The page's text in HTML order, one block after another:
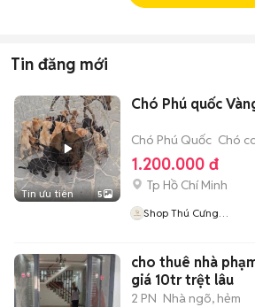
Tin đăng mới
Tin ưu tiên 5
Chó Phú quốc
Chó Phú Quốc Chó
1.200.000 đ
Tp Hồ Chí Minh
Shop Thú Cưng
cho thuê nhà
giá 10tr trệt lâu
2 PN Nhà ngõ, hẻm